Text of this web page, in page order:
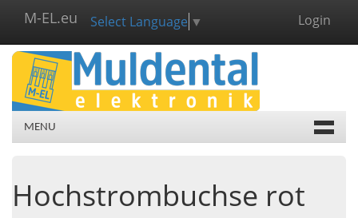
M-EL.eu Select Language ▼ Login
MENU
Hochstrombuchse rot